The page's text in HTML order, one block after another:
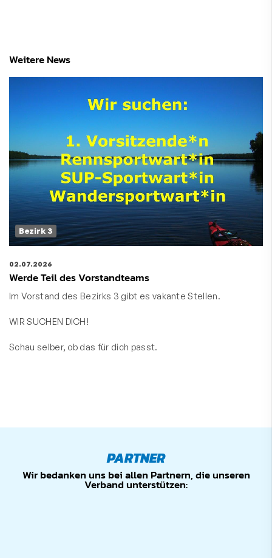
Weitere News
Bezirk 3
02.07.2026
Werde Teil des Vorstandteams
Im Vorstand des Bezirks 3 gibt es vakante Stellen.
WIR SUCHEN DICH!
Schau selber, ob das für dich passt.
PARTNER
Wir bedanken uns bei allen Partnern, die unseren
Verband unterstützen: